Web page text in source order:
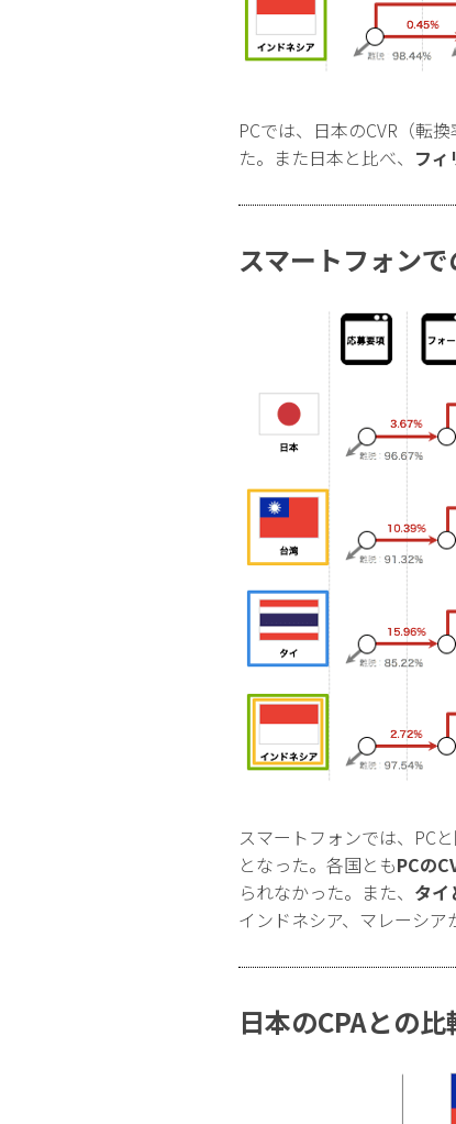
PCでは、日本のCVR（転
た。また日本と比べ、 フ
スマートフォン
スマートフォンでは、PC
となった。各国ともPCの
られなかった。また、 タイ
インドネシア、マレーシア
日本のCPAとの比